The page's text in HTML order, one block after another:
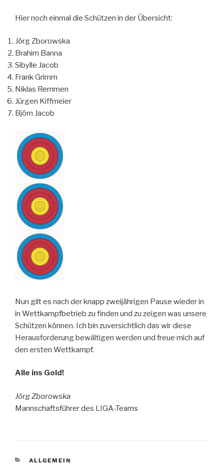
Hier noch einmal die Schützen in der Übersicht:
Jörg Zborowska
Brahim Banna
Sibylle Jacob
Frank Grimm
Niklas Remmen
Jürgen Kiffmeier
Björn Jacob
Nun gilt es nach der knapp zweijährigen Pause wieder in
in Wettkampfbetrieb zu finden und zu zeigen was unsere
Schützen können. Ich bin zuversichtlich das wir diese
Herausforderung bewältigen werden und freue mich auf
den ersten Wettkampf.
Alle ins Gold!
Jörg Zborowska
Mannschaftsführer des LIGA-Teams
KATEGORIEN
ALLGEMEIN